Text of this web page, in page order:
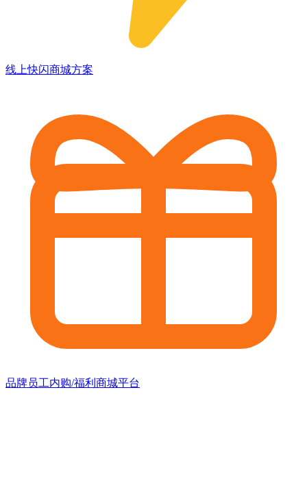
线上快闪商城方案
品牌员工内购/福利商城平台